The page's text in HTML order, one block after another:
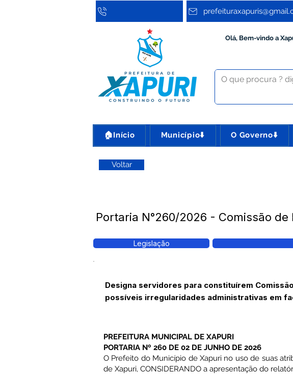
Olá, Bem-vindo a
🏠Início Município⬇️ O Governo⬇️
Voltar
Portaria N°260/2026 - Comissão de
Legislação
Designa servidores para constituírem
possíveis irregularidades administrativas em
PREFEITURA MUNICIPAL DE XAPURI
PORTARIA Nº 260 DE 02 DE JUNHO DE 2026
O Prefeito do Município de Xapuri no uso de suas
de Xapuri, CONSIDERANDO a apresentação do